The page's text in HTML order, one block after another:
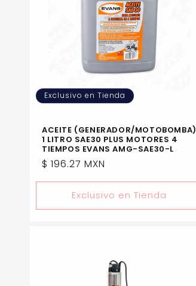
nExclusivo en Tienda
ACEITE (GENERADOR/MOTOBOMBA)
1 LITRO SAE30 PLUS MOTORES 4
TIEMPOS EVANS AMG-SAE30-L
Precio
$ 196.27 MXN
Exclusivo en Tienda